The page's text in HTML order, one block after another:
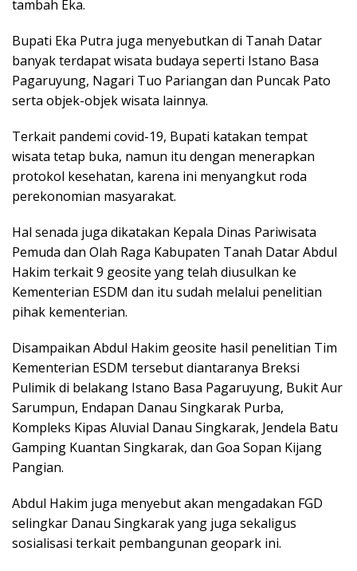
tambah Eka.
Bupati Eka Putra juga menyebutkan di Tanah Datar
banyak terdapat wisata budaya seperti Istano Basa
Pagaruyung, Nagari Tuo Pariangan dan Puncak Pato
serta objek-objek wisata lainnya.
Terkait pandemi covid-19, Bupati katakan tempat
wisata tetap buka, namun itu dengan menerapkan
protokol kesehatan, karena ini menyangkut roda
perekonomian masyarakat.
Hal senada juga dikatakan Kepala Dinas Pariwisata
Pemuda dan Olah Raga Kabupaten Tanah Datar Abdul
Hakim terkait 9 geosite yang telah diusulkan ke
Kementerian ESDM dan itu sudah melalui penelitian
pihak kementerian.
Disampaikan Abdul Hakim geosite hasil penelitian Tim
Kementerian ESDM tersebut diantaranya Breksi
Pulimik di belakang Istano Basa Pagaruyung, Bukit Aur
Sarumpun, Endapan Danau Singkarak Purba,
Kompleks Kipas Aluvial Danau Singkarak, Jendela Batu
Gamping Kuantan Singkarak, dan Goa Sopan Kijang
Pangian.
Abdul Hakim juga menyebut akan mengadakan FGD
selingkar Danau Singkarak yang juga sekaligus
sosialisasi terkait pembangunan geopark ini.